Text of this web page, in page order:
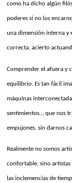
como ha dicho algún
poderes si no los
una dimensión interna y
correcta, acierto
Comprender el afuera y
equilibrio. Es tan fácil
máquinas
sentimientos… que nos
empujones, sin darnos
Realmente no somos
confortable, sino
las inclemencias de